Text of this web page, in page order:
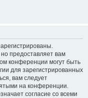
но предоставляет вам
конференции могут быть
для зарегистрированных
вам следует
на конференции.
согласие со всеми